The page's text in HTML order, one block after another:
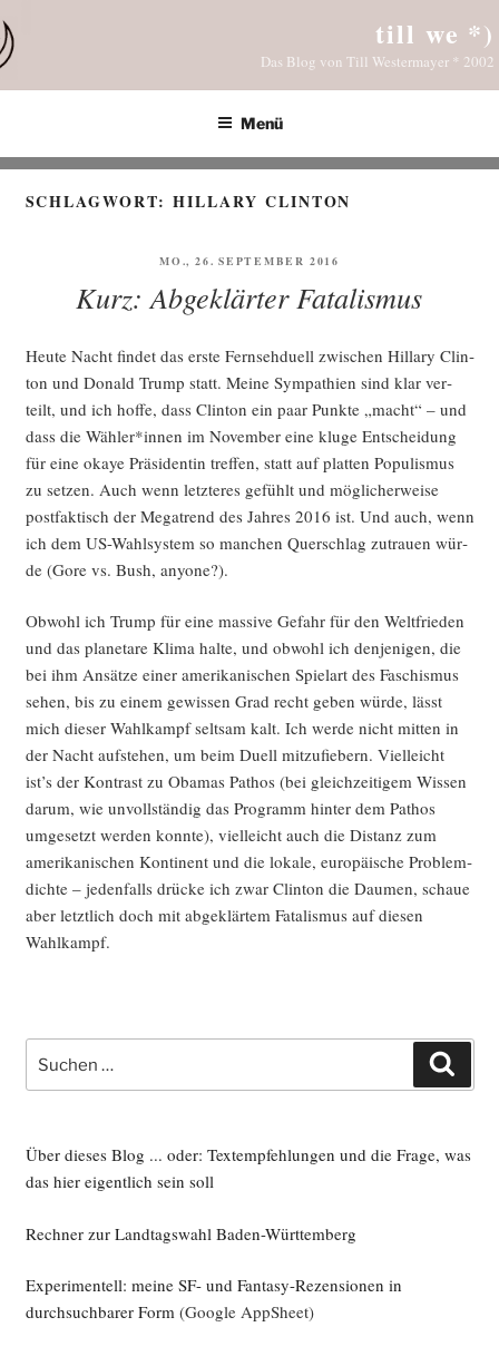
Inhalt
springen
till we *)
Das Blog von Till Westermayer * 2002
Menü
SCHLAGWORT:HILLARY CLINTON
VERÖFFENTLICHT
MO., 26. SEPTEMBER 2016
Kurz: Abgeklärter Fatalismus
Heu­te Nacht fin­det das ers­te Fern­seh­du­ell zwi­schen Hil­la­ry Clin­
ton und Donald Trump statt. Mei­ne Sym­pa­thien sind klar ver­
teilt, und ich hof­fe, dass Clin­ton ein paar Punk­te „macht“ – und
dass die Wähler*innen im Novem­ber eine klu­ge Ent­schei­dung
für eine okaye Prä­si­den­tin tref­fen, statt auf plat­ten Popu­lis­mus
zu set­zen. Auch wenn letz­te­res gefühlt und mög­li­cher­wei­se
post­fak­tisch der Mega­trend des Jah­res 2016 ist. Und auch, wenn
ich dem US-Wahl­sys­tem so man­chen Quer­schlag zutrau­en wür­
de (Gore vs. Bush, anyone?).
Obwohl ich Trump für eine mas­si­ve Gefahr für den Welt­frie­den
und das pla­ne­ta­re Kli­ma hal­te, und obwohl ich den­je­ni­gen, die
bei ihm Ansät­ze einer ame­ri­ka­ni­schen Spiel­art des Faschis­mus
sehen, bis zu einem gewis­sen Grad recht geben wür­de, lässt
mich die­ser Wahl­kampf selt­sam kalt. Ich wer­de nicht mit­ten in
der Nacht auf­ste­hen, um beim Duell mit­zu­fie­bern. Viel­leicht
ist’s der Kon­trast zu Oba­mas Pathos (bei gleich­zei­ti­gem Wis­sen
dar­um, wie unvoll­stän­dig das Pro­gramm hin­ter dem Pathos
umge­setzt wer­den konn­te), viel­leicht auch die Distanz zum
ame­ri­ka­ni­schen Kon­ti­nent und die loka­le, euro­päi­sche Pro­blem­
dich­te – jeden­falls drü­cke ich zwar Clin­ton die Dau­men, schaue
aber letzt­lich doch mit abge­klär­tem Fata­lis­mus auf die­sen
Wahlkampf.
nach:
Über dieses Blog ... oder: Textempfehlungen und die Frage, was
das hier eigentlich sein soll
Rechner zur Landtagswahl Baden-Württemberg
Experimentell: meine SF- und Fantasy-Rezensionen in
durchsuchbarer Form(Google AppSheet)